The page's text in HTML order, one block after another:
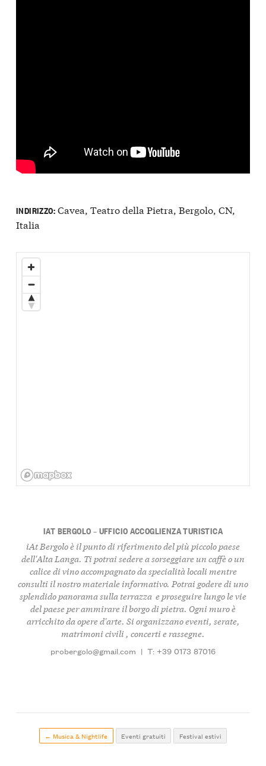
INDIRIZZO:Cavea, Teatro della Pietra, Bergolo, CN,
Italia
IAT BERGOLO – UFFICIO ACCOGLIENZA TURISTICA
iAt Bergolo è il punto di riferimento del più piccolo paese
dell'Alta Langa. Ti potrai sedere a sorseggiare un caffè o un
calice di vino accompagnato da specialità locali mentre
consulti il nostro materiale informativo. Potrai godere di uno
splendido panorama sulla terrazza e proseguire lungo le vie
del paese per ammirare il borgo di pietra. Ogni muro è
arricchito da opere d'arte. Si organizzano eventi, serate,
matrimoni civili , concerti e rassegne.
probergolo@gmail.com | T: +39 0173 87016
← Musica & Nightlife Eventi gratuiti Festival estivi